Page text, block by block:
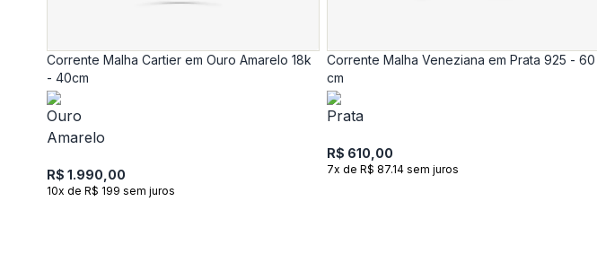
Corrente Malha Cartier em Ouro Amarelo 18k
- 40cm
R$ 1.990,00
10x de R$ 199 sem juros
Corrente Malha Veneziana em Prata 925 - 60
cm
R$ 610,00
7x de R$ 87.14 sem juros